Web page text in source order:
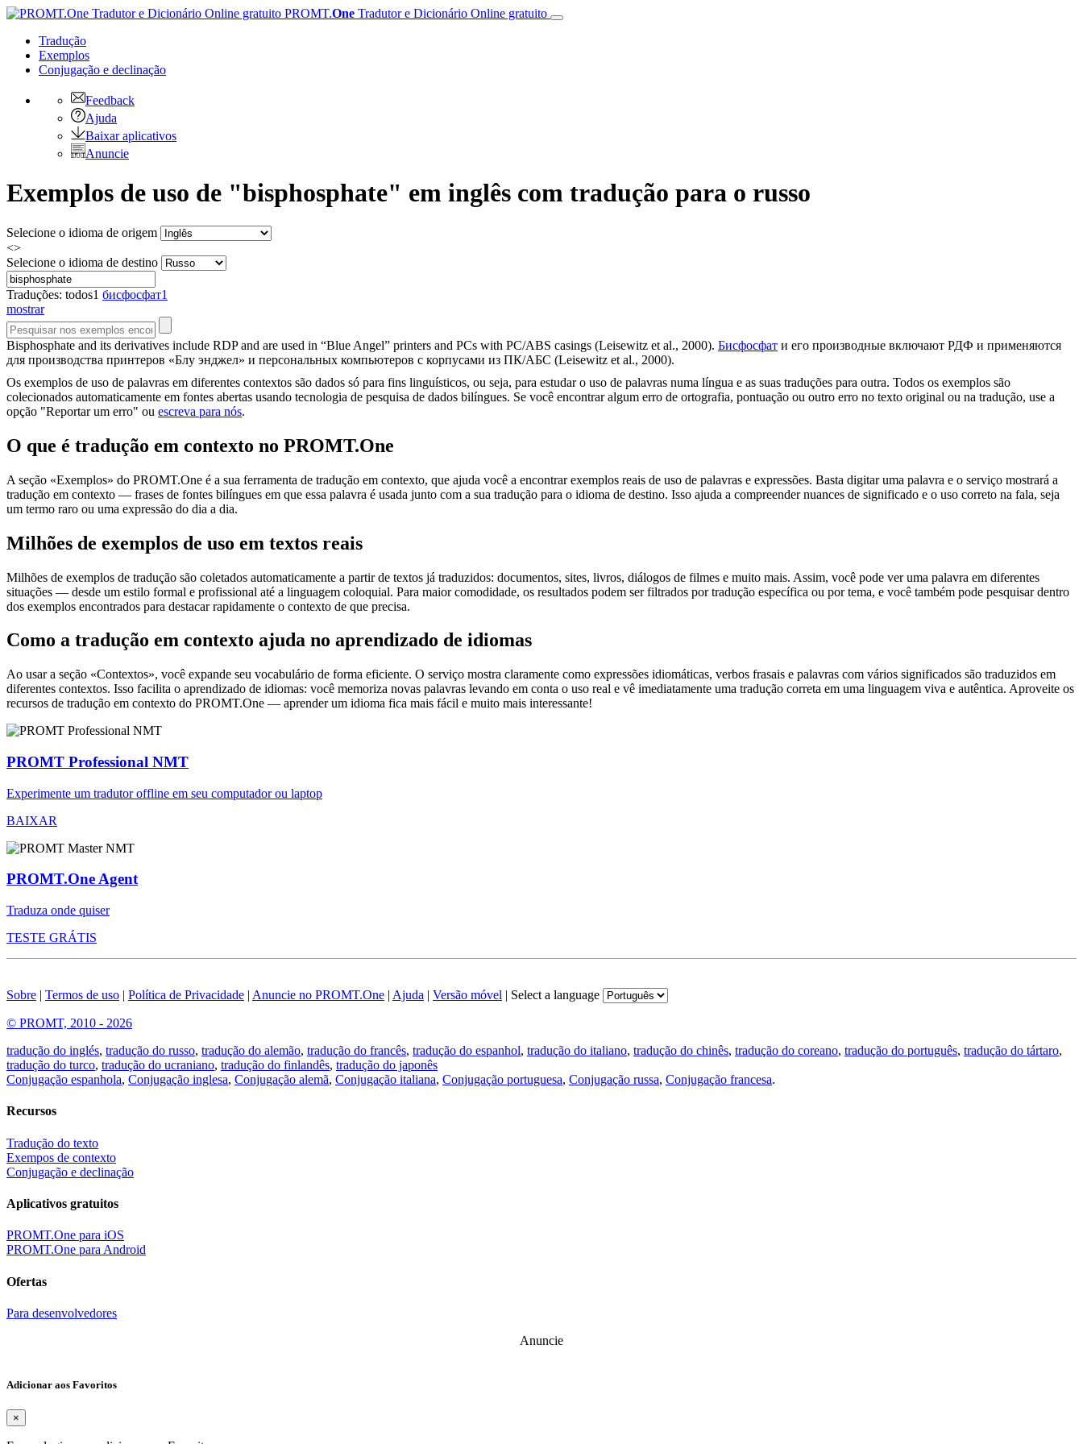
PROMT.One Tradutor e Dicionário Online gratuito
Tradução
Exemplos
Conjugação e declinação
Feedback
Ajuda
Baixar aplicativos
Anuncie
Exemplos de uso de "bisphosphate" em inglês com tradução para o russo
Selecione o idioma de origem
<>
Selecione o idioma de destino
Traduções: todos1 бисфосфат1
mostrar
Bisphosphate and its derivatives include RDP and are used in “Blue Angel” printers and PCs with PC/ABS casings (Leisewitz et al., 2000). Бисфосфат и его производные включают РДФ и применяются
для производства принтеров «Блу энджел» и персональных компьютеров с корпусами из ПК/АБС (Leisewitz et al., 2000).
Os exemplos de uso de palavras em diferentes contextos são dados só para fins linguísticos, ou seja, para estudar o uso de palavras numa língua e as suas traduções para outra. Todos os exemplos são
colecionados automaticamente em fontes abertas usando tecnologia de pesquisa de dados bilíngues. Se você encontrar algum erro de ortografia, pontuação ou outro erro no texto original ou na tradução, use a
opção "Reportar um erro" ou escreva para nós.
O que é tradução em contexto no PROMT.One
A seção «Exemplos» do PROMT.One é a sua ferramenta de tradução em contexto, que ajuda você a encontrar exemplos reais de uso de palavras e expressões. Basta digitar uma palavra e o serviço mostrará a
tradução em contexto — frases de fontes bilíngues em que essa palavra é usada junto com a sua tradução para o idioma de destino. Isso ajuda a compreender nuances de significado e o uso correto na fala, seja
um termo raro ou uma expressão do dia a dia.
Milhões de exemplos de uso em textos reais
Milhões de exemplos de tradução são coletados automaticamente a partir de textos já traduzidos: documentos, sites, livros, diálogos de filmes e muito mais. Assim, você pode ver uma palavra em diferentes
situações — desde um estilo formal e profissional até a linguagem coloquial. Para maior comodidade, os resultados podem ser filtrados por tradução específica ou por tema, e você também pode pesquisar dentro
dos exemplos encontrados para destacar rapidamente o contexto de que precisa.
Como a tradução em contexto ajuda no aprendizado de idiomas
Ao usar a seção «Contextos», você expande seu vocabulário de forma eficiente. O serviço mostra claramente como expressões idiomáticas, verbos frasais e palavras com vários significados são traduzidos em
diferentes contextos. Isso facilita o aprendizado de idiomas: você memoriza novas palavras levando em conta o uso real e vê imediatamente uma tradução correta em uma linguagem viva e autêntica. Aproveite os
recursos de tradução em contexto do PROMT.One — aprender um idioma fica mais fácil e muito mais interessante!
PROMT Professional NMT
Experimente um tradutor offline em seu computador ou laptop
BAIXAR
PROMT.One Agent
Traduza onde quiser
TESTE GRÁTIS
Sobre | Termos de uso | Política de Privacidade | Anuncie no PROMT.One | Ajuda | Versão móvel | Select a language
© PROMT, 2010 - 2026
tradução do inglés, tradução do russo, tradução do alemão, tradução do francês, tradução do espanhol, tradução do italiano, tradução do chinês, tradução do coreano, tradução do português, tradução do tártaro,
tradução do turco, tradução do ucraniano, tradução do finlandês, tradução do japonês
Conjugação espanhola, Conjugação inglesa, Conjugação alemã, Conjugação italiana, Conjugação portuguesa, Conjugação russa, Conjugação francesa.
Recursos
Tradução do texto
Exempos de contexto
Conjugação e declinação
Aplicativos gratuitos
PROMT.One para iOS
PROMT.One para Android
Ofertas
Para desenvolvedores
Anuncie
Adicionar aos Favoritos
×